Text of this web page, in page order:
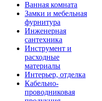
Ванная комната
Замки и мебельная
фурнитура
Инженерная
сантехника
Инструмент и
расходные
материалы
Интерьер, отделка
Кабельно-
проводниковая